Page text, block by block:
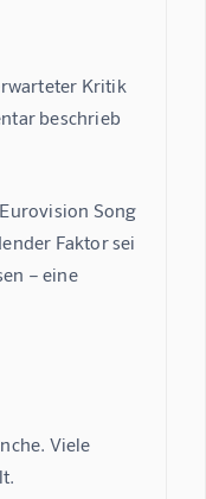
Kritik
beschrieb
Song
Faktor sei
– eine
Viele